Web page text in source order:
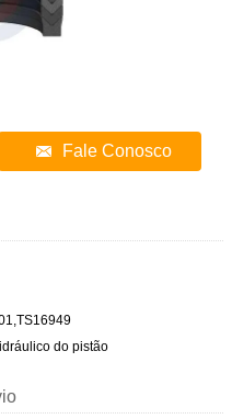
Fale Conosco
do pistão